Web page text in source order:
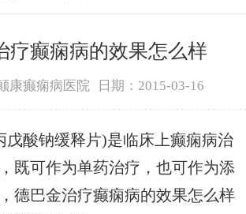
疗癫痫病的效果怎么样
康癫痫病医院 日期：2015-03-16
戊酸钠缓释片)是临床上癫痫病治
既可作为单药治疗，也可作为添
德巴金治疗癫痫病的效果怎么样